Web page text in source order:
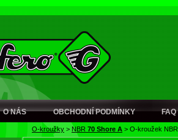
O NÁS OBCHODNÍ PODMÍNKY FAQ
O-kroužky > NBR 70 Shore A > O-kroužek NBR